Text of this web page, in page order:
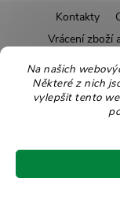
Na našich
Některé z nich
vylepšit tento
á
Kontakty
Vrácení zboží
Pravidla
Pro nové
Copyright 2026